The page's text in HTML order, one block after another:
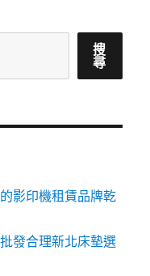
搜
尋
影印機租賃品牌乾
發合理新北床墊選